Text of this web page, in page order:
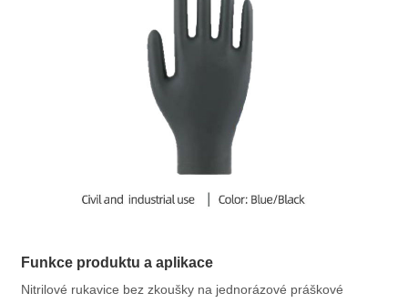
Funkce produktu a aplikace
Nitrilové rukavice bez zkoušky na jednorázové práškové